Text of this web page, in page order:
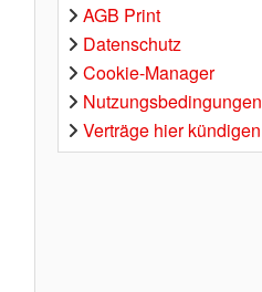
AGB Print
Datenschutz
Cookie-Manager
Nutzungsbedingungen
Verträge hier kündigen